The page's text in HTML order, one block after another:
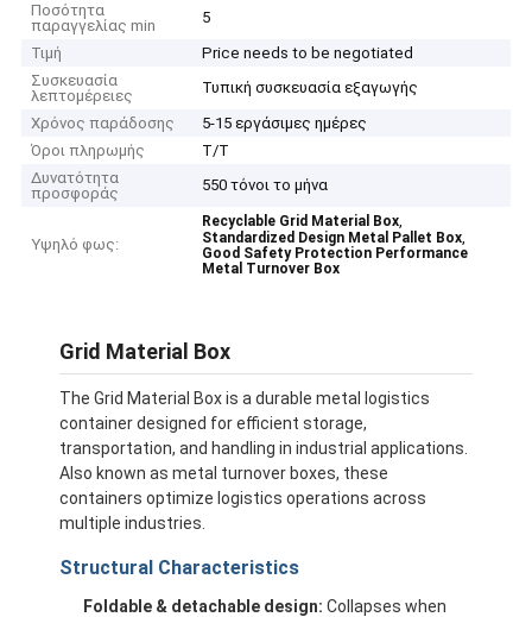
Ποσότητα
παραγγελίας min
5
Τιμή
Price needs to be negotiated
Συσκευασία
λεπτομέρειες
Τυπική συσκευασία εξαγωγής
Χρόνος παράδοσης
5-15 εργάσιμες ημέρες
Όροι πληρωμής
T/T
Δυνατότητα
προσφοράς
550 τόνοι το μήνα
Υψηλό φως:
Recyclable Grid Material Box,
Standardized Design Metal Pallet Box,
Good Safety Protection Performance
Metal Turnover Box
Grid Material Box
The Grid Material Box is a durable metal logistics
container designed for efficient storage,
transportation, and handling in industrial applications.
Also known as metal turnover boxes, these
containers optimize logistics operations across
multiple industries.
Structural Characteristics
Foldable & detachable design: Collapses when